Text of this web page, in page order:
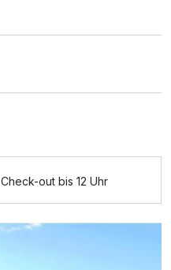
Check-out bis 12 Uhr